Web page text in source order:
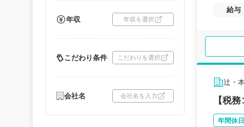
年収 年収を選択
こだわり条件 こだわりを選択
会社名 会社名を入力
給与
辻・
【税
年間休